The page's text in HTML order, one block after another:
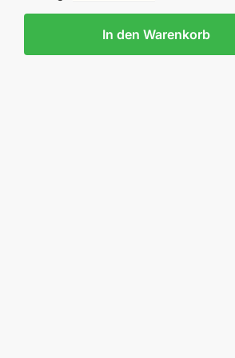
In den Warenkorb